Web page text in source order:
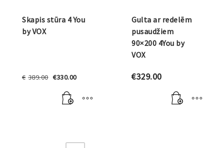
Skapis stūra 4 You
by VOX
€ 389.00 Original
was:
€389.00.
€330.00Current
€330.00.
Gulta ar redelēm
pusaudžiem
90×200 4You by
VOX
€329.00